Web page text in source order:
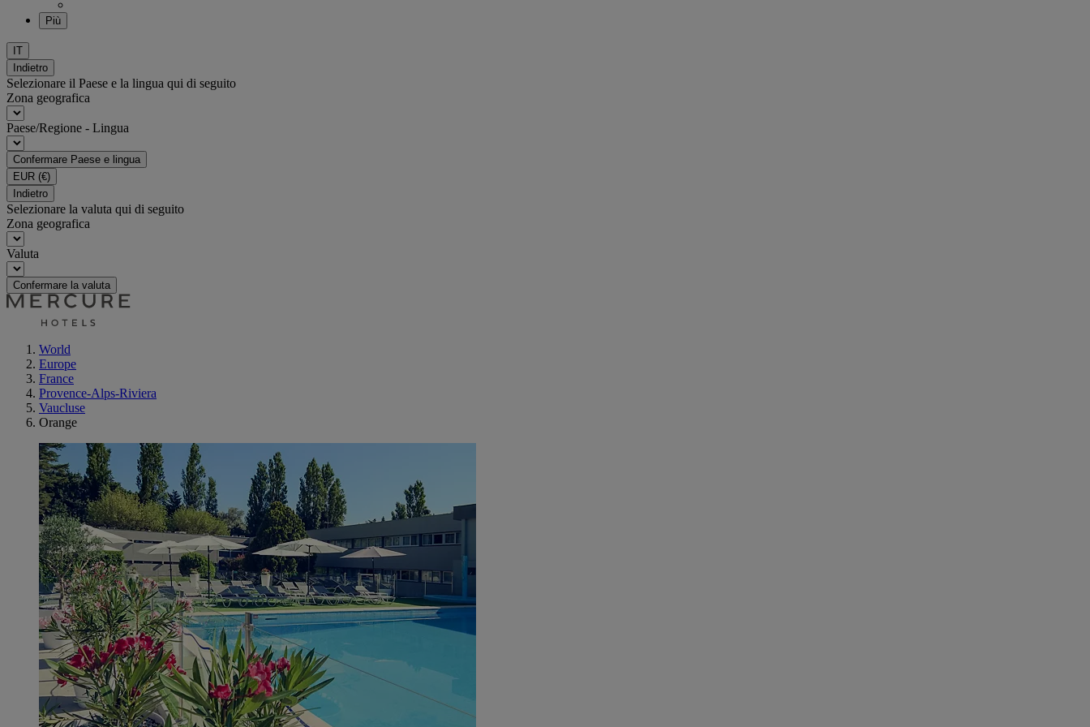
Più
IT
Indietro
Selezionare il Paese e la lingua qui di seguito
Zona geografica
Paese/Regione - Lingua
Confermare Paese e lingua
EUR (€)
Indietro
Selezionare la valuta qui di seguito
Zona geografica
Valuta
Confermare la valuta
World
Europe
France
Provence-Alps-Riviera
Vaucluse
Orange